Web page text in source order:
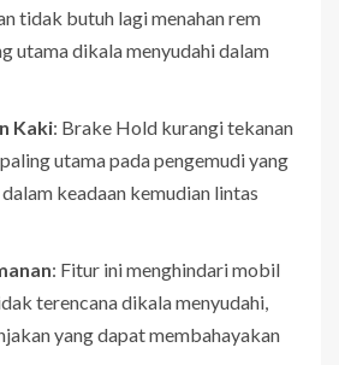
tidak butuh lagi menahan rem
utama dikala menyudahi dalam
Kaki: Brake Hold kurangi tekanan
utama pada pengemudi yang
keadaan kemudian lintas
: Fitur ini menghindari mobil
terencana dikala menyudahi,
yang dapat membahayakan